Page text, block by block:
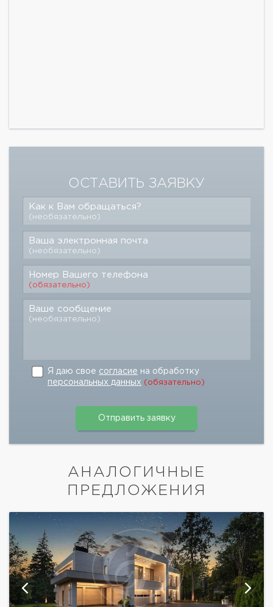
ОСТАВИТЬ ЗАЯВКУ
Как к Вам обращаться?
(необязательно)
Ваша электронная почта
(необязательно)
Номер Вашего телефона
(обязательно)
Ваше сообщение
(необязательно)
Я даю свое согласие на обработку
персональных данных (обязательно)
АНАЛОГИЧНЫЕ
ПРЕДЛОЖЕНИЯ